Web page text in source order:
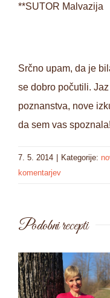
**SUTOR Malvazija
Srčno upam, da je
se dobro počutili.
poznanstva, nove
da sem vas spoznala!
7. 5. 2014 Kategorije:
komentarjev
Podobni recepti